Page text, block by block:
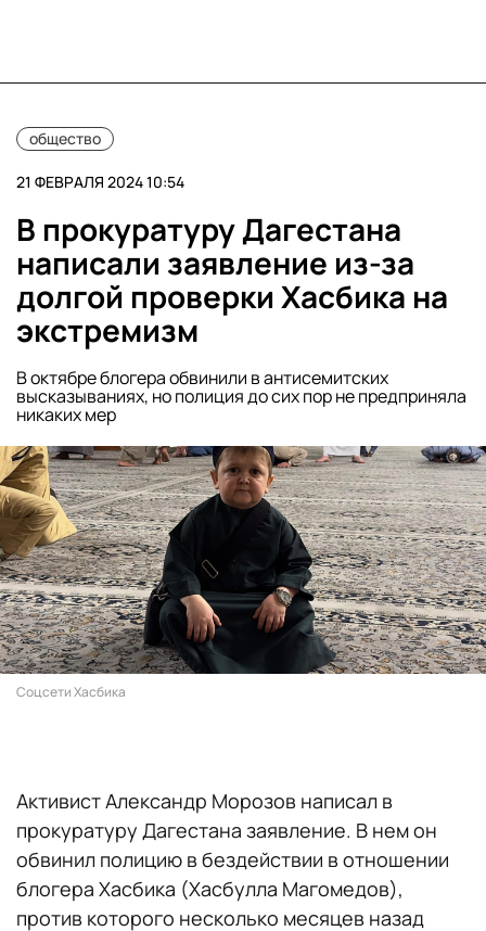
общество
21 ФЕВРАЛЯ 2024 10:54
В прокуратуру Дагестана
написали заявление из-за
долгой проверки Хасбика на
экстремизм
В октябре блогера обвинили в антисемитских
высказываниях, но полиция до сих пор не предприняла
никаких мер
Соцсети Хасбика
Активист Александр Морозов написал в
прокуратуру Дагестана заявление. В нем он
обвинил полицию в бездействии в отношении
блогера Хасбика (Хасбулла Магомедов),
против которого несколько месяцев назад